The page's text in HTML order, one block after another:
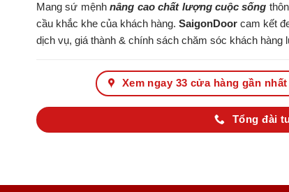
Mang sứ mệnhnâng cao chất lượng cuộc sống
cầu khắc khe của khách hàng.SaigonDoor cam kết
dịch vụ, giá thành & chính sách chăm sóc khách hàng
Xem ngay 33 cửa hàng gần nhất
Tổng đài